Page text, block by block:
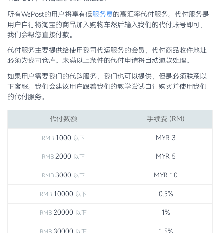
所有WePost的用户将享有低服务费的高汇率代付服务。代付服务是
用户自行将淘宝的商品加入购物车然后输入我们的代付账号即可，
我们会帮您直接付款。
代付服务主要提供给使用我司代运服务的会员，代付商品收件地址
必须为我司仓库。未满以上条件的代付申请将自动退款处理。
如果用户需要我们的代购服务，我们也可以提供，但是必须联系以
下客服。我们会建议用户跟着我们的教学尝试自行购买并使用我们
的代付服务。
代付数额 手续费 (RM)
RMB 1000 以下 MYR 3
RMB 2000 以下 MYR 5
RMB 3000 以下 MYR 10
RMB 10000 以下 0.5%
RMB 20000 以下 1%
RMB 30000 以下 1.5%